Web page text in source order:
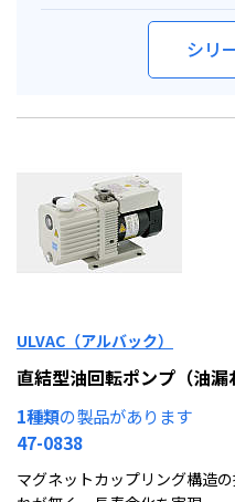
シリ
ULVAC（アルバック）
直結型油回転ポンプ（油漏
1種類の製品があります
47-0838
マグネットカップリング構造